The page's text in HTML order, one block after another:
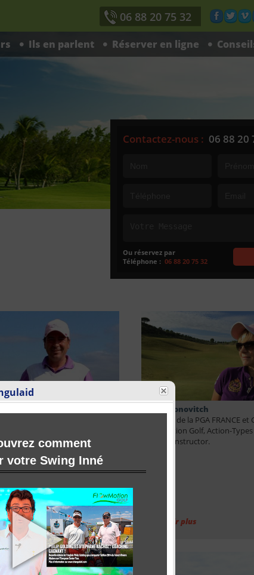
06 88 20 75 32
Ils en parlent Réserver en ligne
Contactez-nous : 06 88 20
Ou réservez par
Téléphone : 06 88 20 75 32
Olga Leonovitch
Membre de la PGA FRANCE et
FlowMotion Golf, Action-
Putting Instructor.
En savoir plus
comment
votre Swing Inné